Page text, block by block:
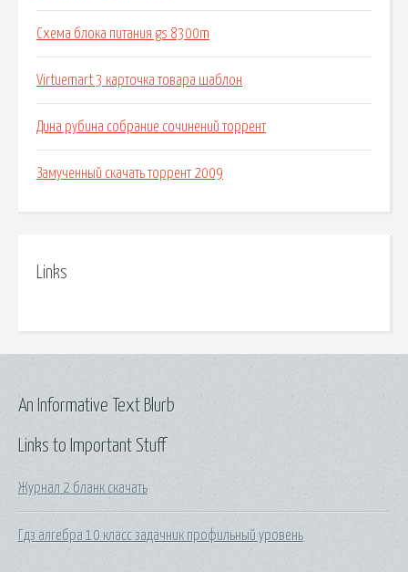
Схема блока питания gs 8300m
Virtuemart 3 карточка товара шаблон
Дина рубина собрание сочинений торрент
Замученный скачать торрент 2009
Links
Links to Important Stuff
Журнал 2 бланк скачать
Гдз алгебра 10 класс задачник профильный уровень
An Informative Text Blurb